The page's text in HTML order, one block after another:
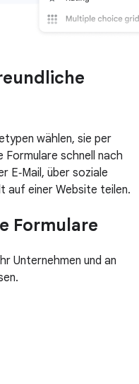
wählen, sie per
schnell nach
E‑Mail, über soziale
auf einer Website teilen.
Formulare
Unternehmen und an